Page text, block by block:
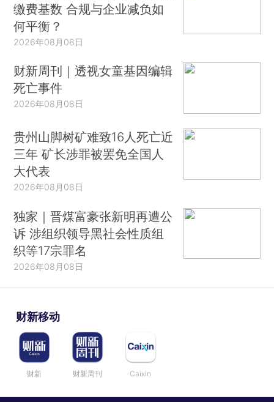
缴费基数 合规与企业减负如
何平衡？
2026年08月08日
财新周刊｜透视女童基因编辑
死亡事件
2026年08月08日
贵州山脚树矿难致16人死亡近
三年 矿长涉罪被罢免全国人
大代表
2026年08月08日
独家｜晋煤富豪张新明再遭公
诉 涉组织领导黑社会性质组
织等17宗罪名
2026年08月08日
财新移动
财新 财新周刊 Caixin